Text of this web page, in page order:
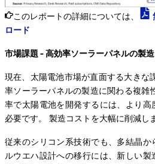
このレポートの詳細については、
ロード
市場課題 - 高効率ソーラーパネルの製
現在、太陽電池市場が直面する大きな
率ソーラーパネルの製造に関わる複雑
率で太陽電池を開発するには、より
必要です。 製造コストを大幅に削減し
従来のシリコン系技術でも、多結晶か
ルウエハ設計への移行には、新しい